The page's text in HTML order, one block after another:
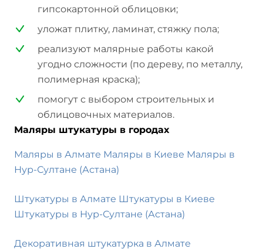
гипсокартонной облицовки;
уложат плитку, ламинат, стяжку пола;
реализуют малярные работы какой
угодно сложности (по дереву, по металлу,
полимерная краска);
помогут с выбором строительных и
облицовочных материалов.
Маляры штукатуры в городах
Маляры в Алмате Маляры в Киеве Маляры в
Нур-Султане (Астана)
Штукатуры в Алмате Штукатуры в Киеве
Штукатуры в Нур-Султане (Астана)
Декоративная штукатурка в Алмате